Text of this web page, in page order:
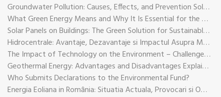
Groundwater Pollution: Causes, Effects, and Prevention Solutions
What Green Energy Means and Why It Is Essential for the Future of the Planet
Solar Panels on Buildings: The Green Solution for Sustainable Energy
Hidrocentrale: Avantaje, Dezavantaje si Impactul Asupra Mediului
The Impact of Technology on the Environment – Challenges and Sustainable Solutions
Geothermal Energy: Advantages and Disadvantages Explained in Plain Language
Who Submits Declarations to the Environmental Fund?
Energia Eoliana in România: Situatia Actuala, Provocari si Oportunitati